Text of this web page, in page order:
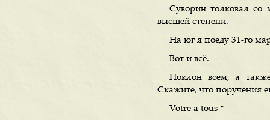
Суворин толковал со
высшей степени.
На юг я поеду 31-го
Вот и всё.
Поклон всем, а
Скажите, что поручения
Votre а tous *